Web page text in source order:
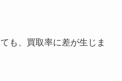
も、買取率に差が生じま